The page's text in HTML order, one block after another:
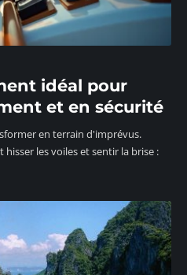
idéal pour
et en sécurité
en terrain d'imprévus.
les voiles et sentir la brise :